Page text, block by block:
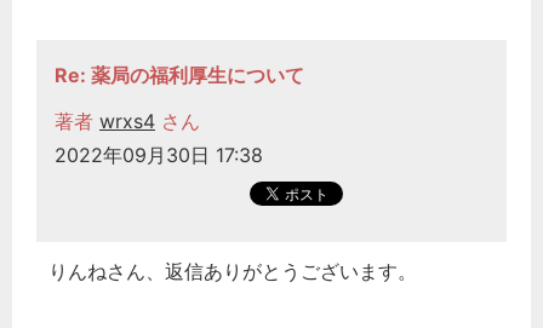
Re: 薬局の福利厚生について
著者 wrxs4 さん
2022年09月30日 17:38
りんねさん、返信ありがとうございます。